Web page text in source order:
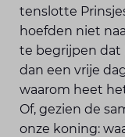
tenslotte
hoefden niet
te begrijpen dat
dan een vrije
waarom heet
Of, gezien de
onze koning: